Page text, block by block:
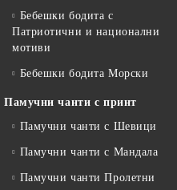
Бебешки бодита с
Патриотични и национални
мотиви
Бебешки бодита Морски
Памучни чанти с принт
Памучни чанти с Шевици
Памучни чанти с Мандала
Памучни чанти Пролетни